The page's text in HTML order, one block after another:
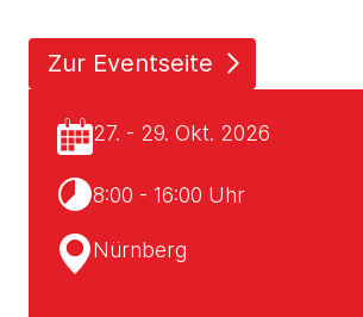
Zur Eventseite
27. - 29. Okt. 2026
8:00 - 16:00 Uhr
Nürnberg